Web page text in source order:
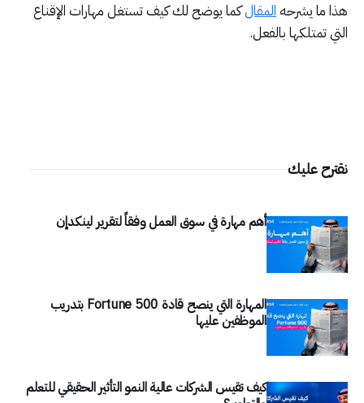
هذا ما يشرحهالمقالكما يوضح لك كيف تستغل مهارات الإقناع
التي تمتلكها بالفعل.
نقترح عليك
أهم مهارة في سوق العمل وفقاً لتقرير لينكدإن
المهارة التي ينصح قادة Fortune 500 بتدريب
الموظفين عليها
كيف تقيس الشركات عالية النمو التأثير الحقيقي للتعلم